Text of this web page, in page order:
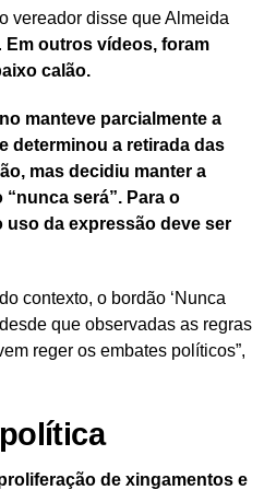
vereador disse que Almeida
Em outros vídeos, foram
calão.
manteve parcialmente a
determinou a retirada das
mas decidiu manter a
será”. Para o
da expressão deve ser
contexto, o bordão ‘Nunca
que observadas as regras
reger os embates políticos”,
de xingamentos e